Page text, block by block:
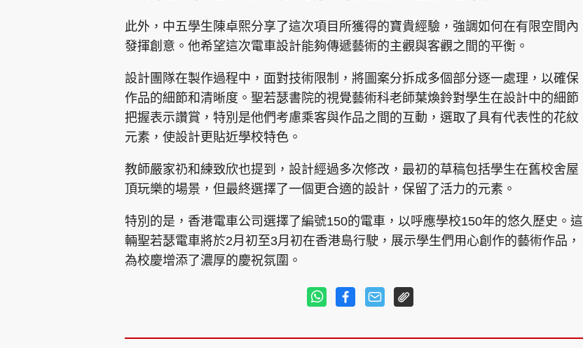
此外，中五學生陳卓熙分享了這次項目所獲得的寶貴經驗，強調如何在有限空間內
發揮創意。他希望這次電車設計能夠傳遞藝術的主觀與客觀之間的平衡。
設計團隊在製作過程中，面對技術限制，將圖案分拆成多個部分逐一處理，以確保
作品的細節和清晰度。聖若瑟書院的視覺藝術科老師葉煥鈴對學生在設計中的細節
把握表示讚賞，特別是他們考慮乘客與作品之間的互動，選取了具有代表性的花紋
元素，使設計更貼近學校特色。
教師嚴家礽和練致欣也提到，設計經過多次修改，最初的草稿包括學生在舊校舍屋
頂玩樂的場景，但最終選擇了一個更合適的設計，保留了活力的元素。
特別的是，香港電車公司選擇了編號150的電車，以呼應學校150年的悠久歷史。這
輛聖若瑟電車將於2月初至3月初在香港島行駛，展示學生們用心創作的藝術作品，
為校慶增添了濃厚的慶祝氛圍。